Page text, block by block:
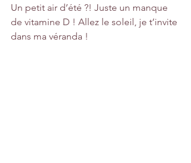
Un petit air d’été ?! Juste un manque
de vitamine D ! Allez le soleil, je t’invite
dans ma véranda !